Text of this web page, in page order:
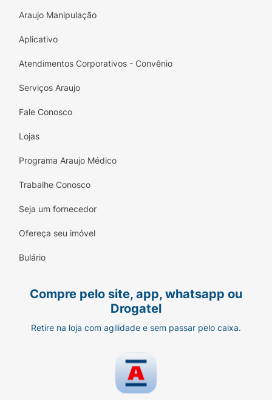
Araujo Manipulação
Aplicativo
Atendimentos Corporativos - Convênio
Serviços Araujo
Fale Conosco
Lojas
Programa Araujo Médico
Trabalhe Conosco
Seja um fornecedor
Ofereça seu imóvel
Bulário
Compre pelo site, app, whatsapp ou
Drogatel
Retire na loja com agilidade e sem passar pelo caixa.